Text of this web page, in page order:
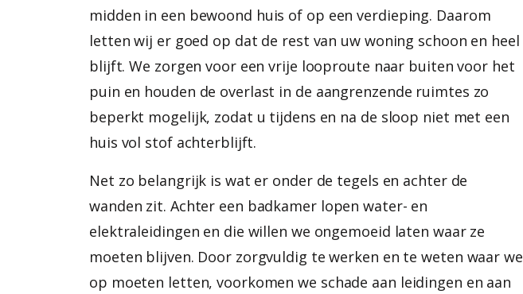
midden in een bewoond huis of op een verdieping. Daarom
letten wij er goed op dat de rest van uw woning schoon en heel
blijft. We zorgen voor een vrije looproute naar buiten voor het
puin en houden de overlast in de aangrenzende ruimtes zo
beperkt mogelijk, zodat u tijdens en na de sloop niet met een
huis vol stof achterblijft.
Net zo belangrijk is wat er onder de tegels en achter de
wanden zit. Achter een badkamer lopen water- en
elektraleidingen en die willen we ongemoeid laten waar ze
moeten blijven. Door zorgvuldig te werken en te weten waar we
op moeten letten, voorkomen we schade aan leidingen en aan